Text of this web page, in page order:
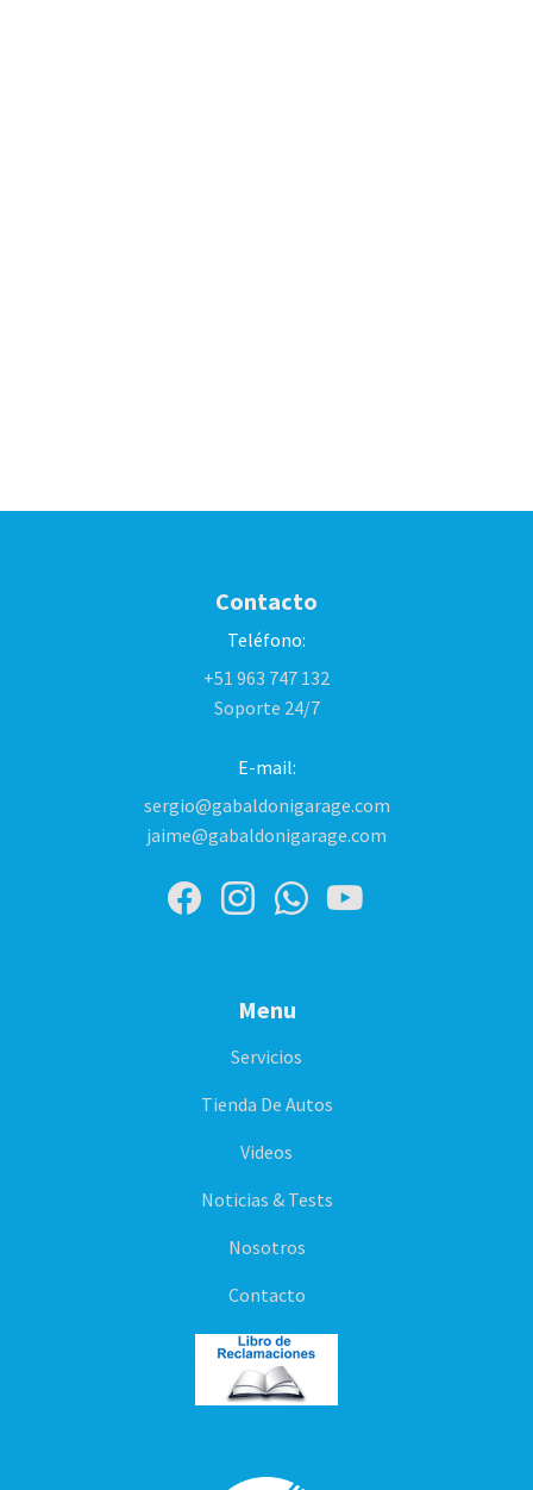
Contacto
Teléfono:
+51 963 747 132
Soporte 24/7
E-mail:
sergio@gabaldonigarage.com
jaime@gabaldonigarage.com
Menu
Servicios
Tienda De Autos
Videos
Noticias & Tests
Nosotros
Contacto